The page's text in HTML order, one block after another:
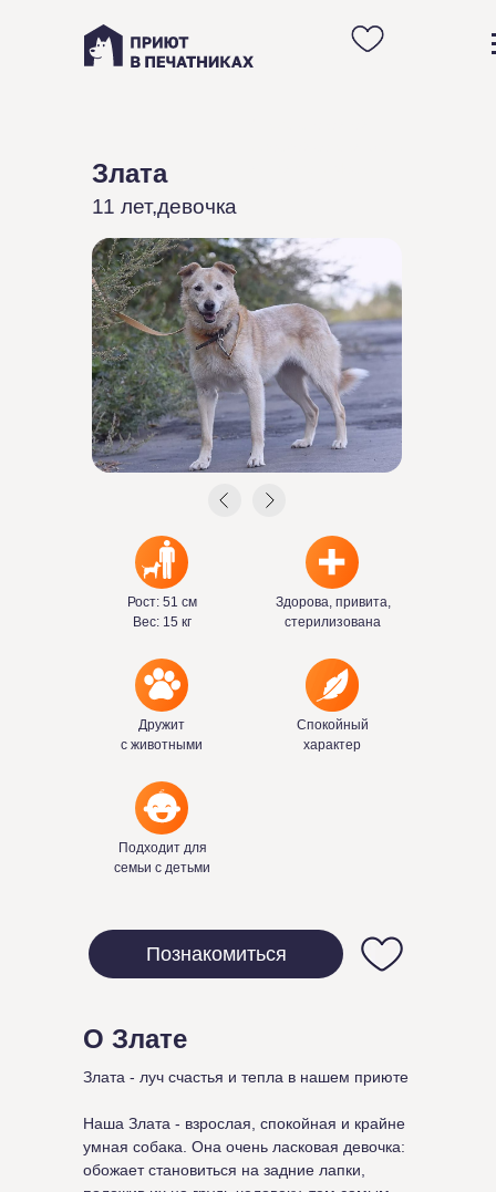
Злата - луч счастья и тепла в нашем приюте
Наша Злата - взрослая, спокойная и крайне
умная собака. Она очень ласковая девочка:
обожает становиться на задние лапки,
Рост: 51 см
Вес: 15 кг
Здорова, привита,
стерилизована
Дружит
с животными
Спокойный
характер
Злата
О Злате
Подходит для
семьи с детьми
Познакомиться